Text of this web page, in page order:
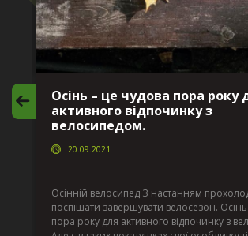
Осінь – це чудова пора року
активного відпочинку з
велосипедом.
20.09.2021
Осінній велосипед З настанням
поспішати завершувати велосезон.
пора року для активного відпочинку з